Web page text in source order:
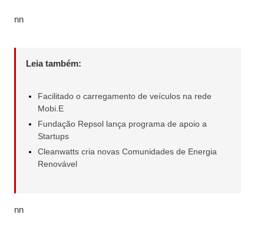
nn
Leia também:
Facilitado o carregamento de veículos na rede
Mobi.E
Fundação Repsol lança programa de apoio a
Startups
Cleanwatts cria novas Comunidades de Energia
Renovável
nn